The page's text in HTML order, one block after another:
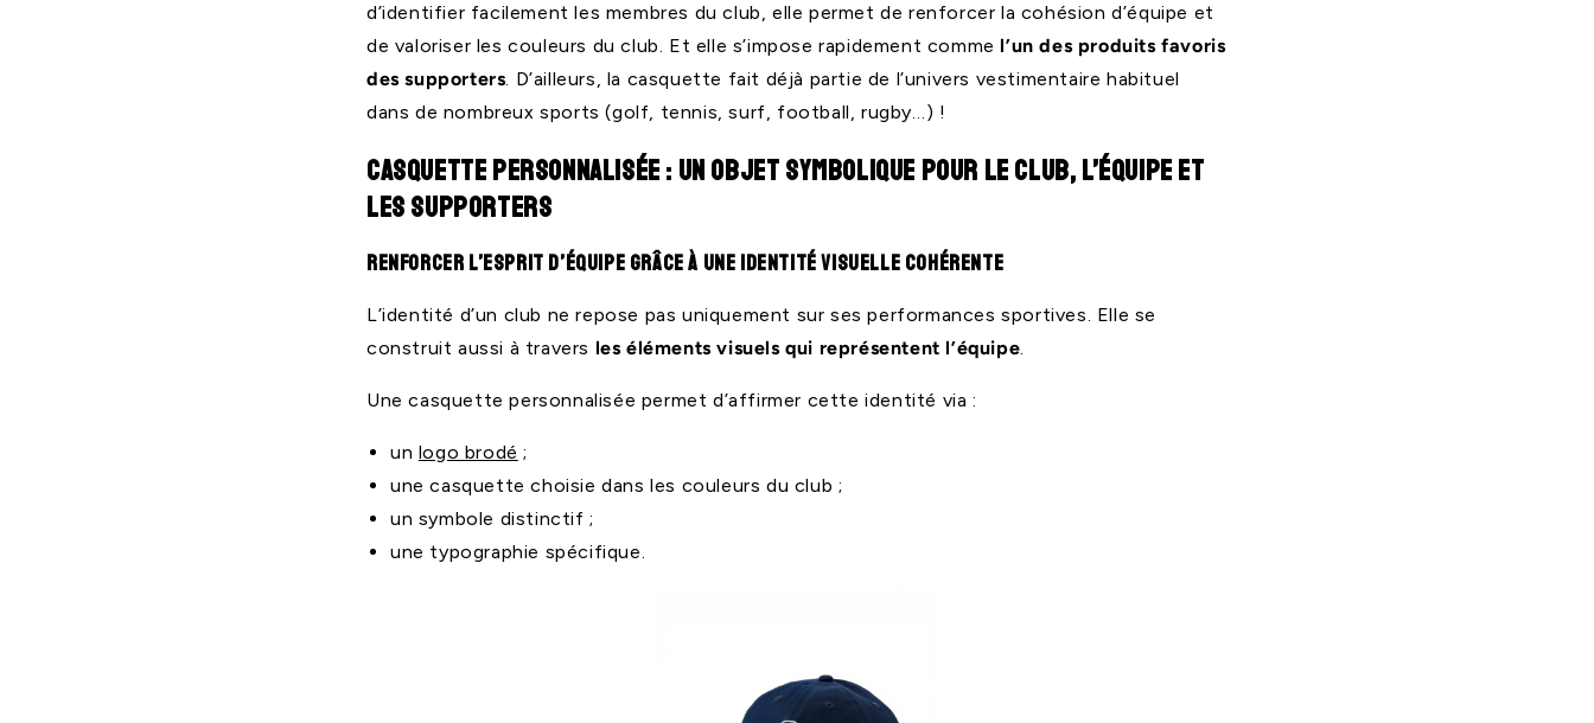
d’identifier facilement les membres du club, elle permet de renforcer la cohésion d’équipe et
de valoriser les couleurs du club. Et elle s’impose rapidement comme l’un des produits favoris
des supporters. D’ailleurs, la casquette fait déjà partie de l’univers vestimentaire habituel
dans de nombreux sports (golf, tennis, surf, football, rugby…) !
Casquette personnalisée : un objet symbolique pour le club, l’équipe et
les supporters
Renforcer l’esprit d’équipe grâce à une identité visuelle cohérente
L’identité d’un club ne repose pas uniquement sur ses performances sportives. Elle se
construit aussi à travers les éléments visuels qui représentent l’équipe.
Une casquette personnalisée permet d’affirmer cette identité via :
un logo brodé ;
une casquette choisie dans les couleurs du club ;
un symbole distinctif ;
une typographie spécifique.